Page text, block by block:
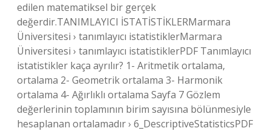
edilen matematiksel bir gerçek
değerdir.TANIMLAYICI İSTATİSTİKLERMarmara
Üniversitesi › tanımlayıcı istatistiklerMarmara
Üniversitesi › tanımlayıcı istatistiklerPDF Tanımlayıcı
istatistikler kaça ayrılır? 1- Aritmetik ortalama,
ortalama 2- Geometrik ortalama 3- Harmonik
ortalama 4- Ağırlıklı ortalama Sayfa 7 Gözlem
değerlerinin toplamının birim sayısına bölünmesiyle
hesaplanan ortalamadır › 6_DescriptiveStatisticsPDF